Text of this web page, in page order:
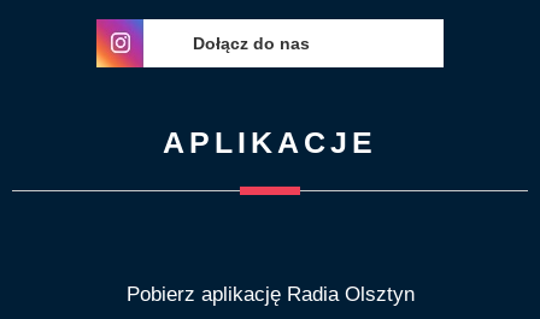
Dołącz do nas
APLIKACJE
Pobierz aplikację Radia Olsztyn